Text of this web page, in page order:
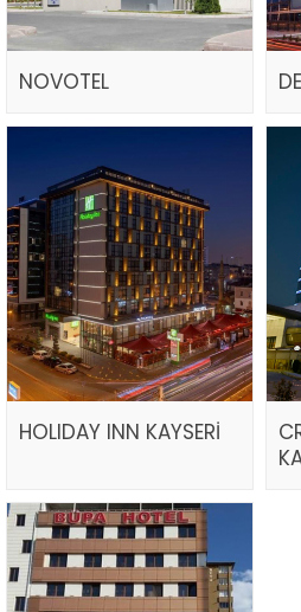
NOVOTEL
HOLIDAY INN KAYSERİ